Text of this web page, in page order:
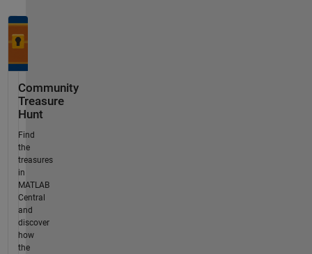
Community
Treasure
Hunt
Find
the
treasures
in
MATLAB
Central
and
discover
how
the